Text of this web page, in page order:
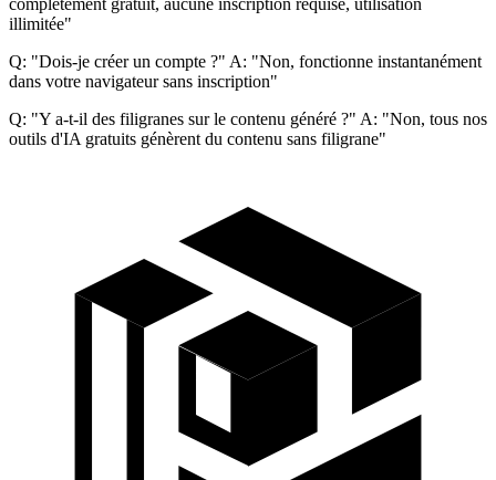
complètement gratuit, aucune inscription requise, utilisation
illimitée"
Q: "Dois-je créer un compte ?" A: "Non, fonctionne instantanément
dans votre navigateur sans inscription"
Q: "Y a-t-il des filigranes sur le contenu généré ?" A: "Non, tous nos
outils d'IA gratuits génèrent du contenu sans filigrane"